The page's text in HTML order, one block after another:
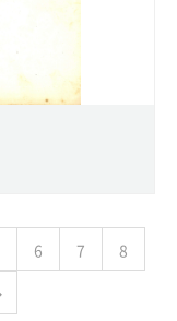
6 7
8